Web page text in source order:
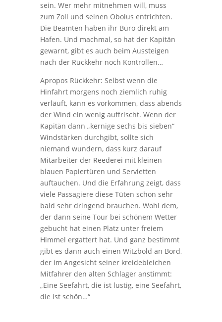
sein. Wer mehr mitnehmen will, muss
zum Zoll und seinen Obolus entrichten.
Die Beamten haben ihr Büro direkt am
Hafen. Und machmal, so hat der Kapitän
gewarnt, gibt es auch beim Aussteigen
nach der Rückkehr noch Kontrollen…
Apropos Rückkehr: Selbst wenn die
Hinfahrt morgens noch ziemlich ruhig
verläuft, kann es vorkommen, dass abends
der Wind ein wenig auffrischt. Wenn der
Kapitän dann „kernige sechs bis sieben“
Windstärken durchgibt, sollte sich
niemand wundern, dass kurz darauf
Mitarbeiter der Reederei mit kleinen
blauen Papiertüren und Servietten
auftauchen. Und die Erfahrung zeigt, dass
viele Passagiere diese Tüten schon sehr
bald sehr dringend brauchen. Wohl dem,
der dann seine Tour bei schönem Wetter
gebucht hat einen Platz unter freiem
Himmel ergattert hat. Und ganz bestimmt
gibt es dann auch einen Witzbold an Bord,
der im Angesicht seiner kreidebleichen
Mitfahrer den alten Schlager anstimmt:
„Eine Seefahrt, die ist lustig, eine Seefahrt,
die ist schön…“